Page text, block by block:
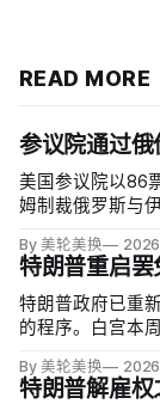
READ MORE
参议院通过
美国参议院以86
姆制裁俄罗斯与
裁；同时授权对
在切断支持俄乌
By 美轮美换
特朗普重启
特朗普政府已重
的程序。白宫本
By 美轮美换
特朗普解雇